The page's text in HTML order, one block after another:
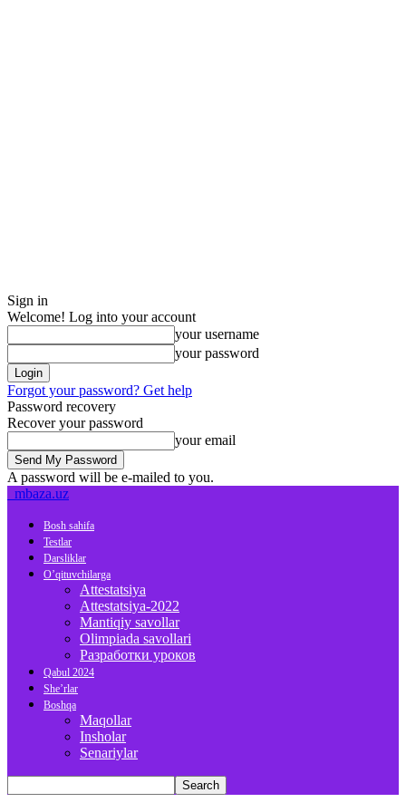
Sign in
Welcome! Log into your account
your username
your password
Forgot your password? Get help
Password recovery
Recover your password
your email
A password will be e-mailed to you.
mbaza.uz
Bosh sahifa
Testlar
Darsliklar
O’qituvchilarga
Attestatsiya
Attestatsiya-2022
Mantiqiy savollar
Olimpiada savollari
Разработки уроков
Qabul 2024
She’rlar
Boshqa
Maqollar
Insholar
Senariylar